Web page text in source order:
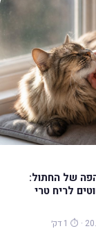
של החתול:
לריח טרי